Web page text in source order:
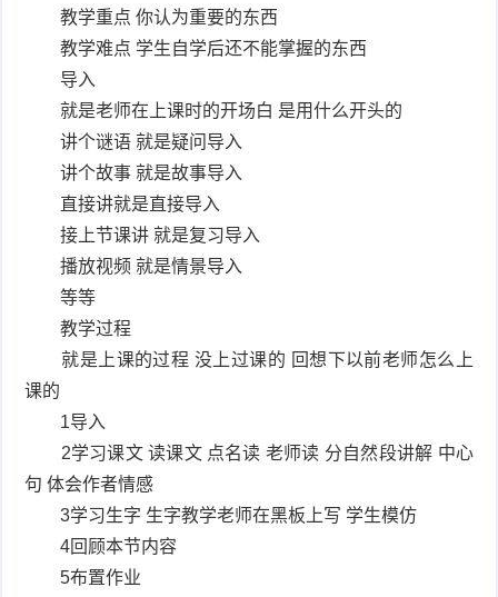
教学重点 你认为重要的东西
教学难点 学生自学后还不能掌握的东西
导入
就是老师在上课时的开场白 是用什么开头的
讲个谜语 就是疑问导入
讲个故事 就是故事导入
直接讲就是直接导入
接上节课讲 就是复习导入
播放视频 就是情景导入
等等
教学过程
就是上课的过程 没上过课的 回想下以前老师怎么上
课的
1导入
2学习课文 读课文 点名读 老师读 分自然段讲解 中心
句 体会作者情感
3学习生字 生字教学老师在黑板上写 学生模仿
4回顾本节内容
5布置作业